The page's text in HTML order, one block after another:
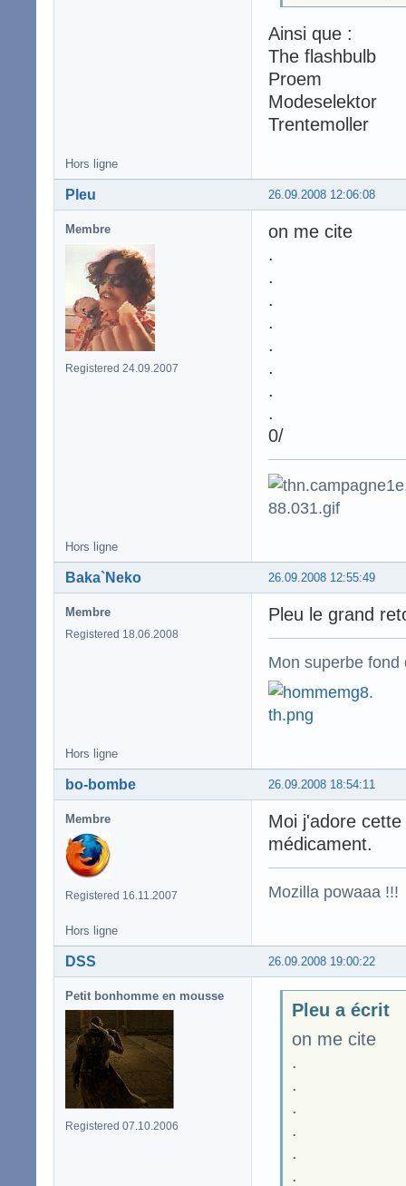
Ainsi que :
The flashbulb
Proem
Modeselektor
Trentemoller
Hors ligne
26.09.2008 12:06:08
Pleu
Membre
Registered 24.09.2007
on me cite
.
.
.
.
.
.
.
.
0/
Hors ligne
26.09.2008 12:55:49
Baka`Neko
Membre
Registered 18.06.2008
Pleu le grand
Mon superbe fond
Hors ligne
26.09.2008 18:54:11
bo-bombe
Membre
Registered 16.11.2007
Moi j'adore
médicament.
Mozilla powaaa !!!
Hors ligne
26.09.2008 19:00:22
DSS
Petit bonhomme en mousse
Registered 07.10.2006
Pleu a écrit
on me cite
.
.
.
.
.
.